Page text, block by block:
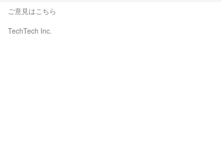
ご意見はこちら
TechTech Inc.